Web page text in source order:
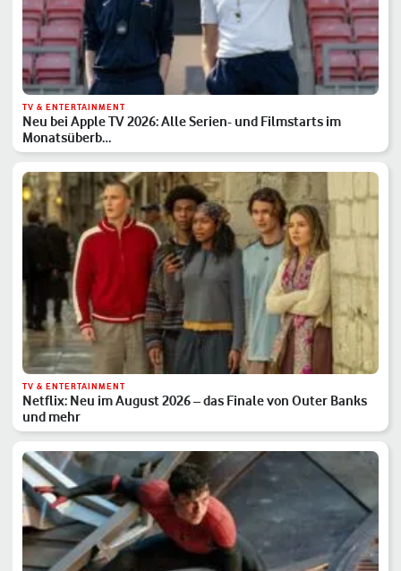
TV & ENTERTAINMENT
Neu bei Apple TV 2026: Alle Serien- und Filmstarts im
Monatsüberb…
TV & ENTERTAINMENT
Netflix: Neu im August 2026 – das Finale von Outer Banks
und mehr